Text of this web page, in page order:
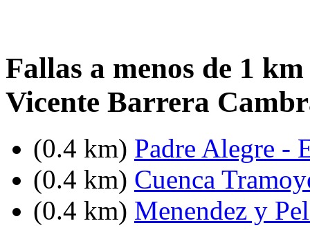
Fallas a menos de 1
Vicente Barrera
(0.4 km) Padre Alegre -
(0.4 km) Cuenca
(0.4 km) Menendez y